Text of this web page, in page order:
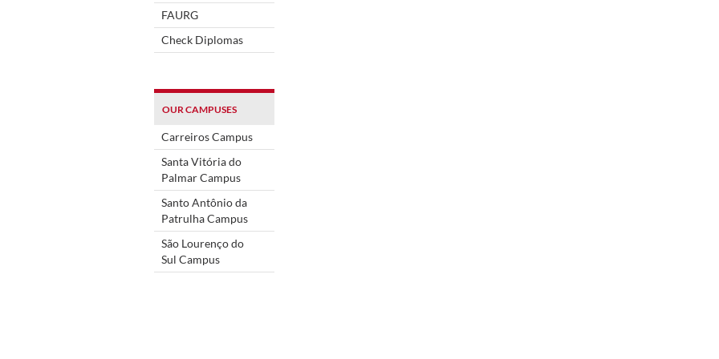
FAURG
Check Diplomas
OUR CAMPUSES
Carreiros Campus
Santa Vitória do
Palmar Campus
Santo Antônio da
Patrulha Campus
São Lourenço do
Sul Campus